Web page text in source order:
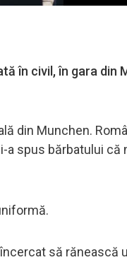
în civil, în gara din
din Munchen.
a spus bărbatului că
să rănească